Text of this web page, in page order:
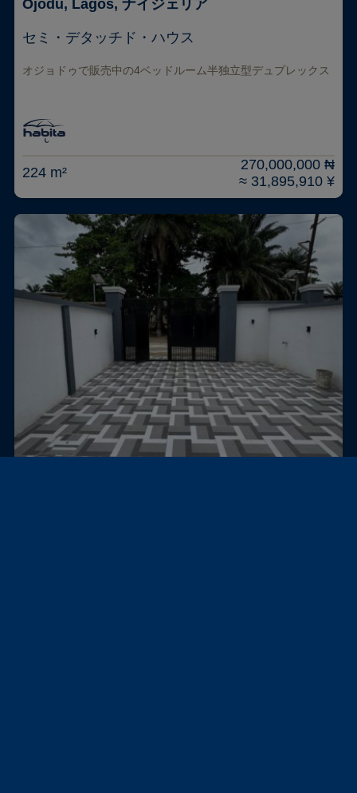
Ojodu, Lagos, ナイジェリア
セミ・デタッチド・ハウス
オジョドゥで販売中の4ベッドルーム半独立型デュプレックス
224 m²
270,000,000 ₦
≈ 31,895,910 ¥